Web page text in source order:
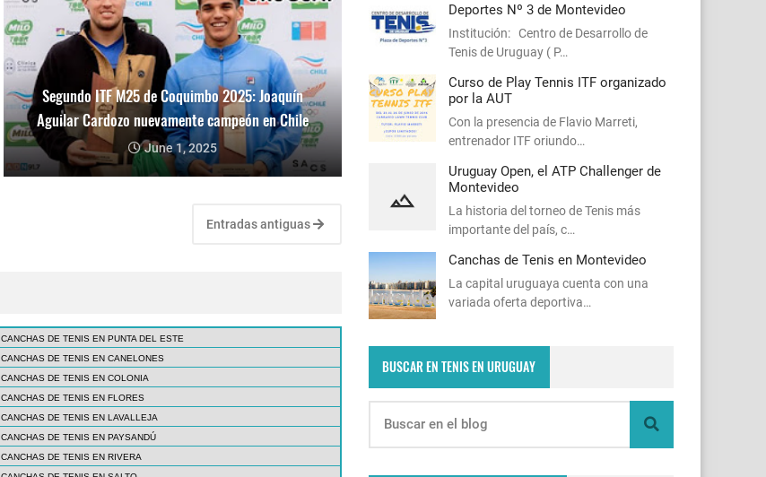
Segundo ITF M25 de Coquimbo 2025: Joaquín
Aguilar Cardozo nuevamente campeón en Chile
June 1, 2025
Entradas antiguas
CANCHAS DE TENIS EN PUNTA DEL ESTE
CANCHAS DE TENIS EN CANELONES
CANCHAS DE TENIS EN COLONIA
CANCHAS DE TENIS EN FLORES
CANCHAS DE TENIS EN LAVALLEJA
CANCHAS DE TENIS EN PAYSANDÚ
CANCHAS DE TENIS EN RIVERA
Deportes Nº 3 de Montevideo
Institución: Centro de Desarrollo de
Tenis de Uruguay ( P…
Curso de Play Tennis ITF organizado
por la AUT
Con la presencia de Flavio Marreti,
entrenador ITF oriundo…
Uruguay Open, el ATP Challenger de
Montevideo
La historia del torneo de Tenis más
importante del país, c…
Canchas de Tenis en Montevideo
La capital uruguaya cuenta con una
variada oferta deportiva…
BUSCAR EN TENIS EN URUGUAY